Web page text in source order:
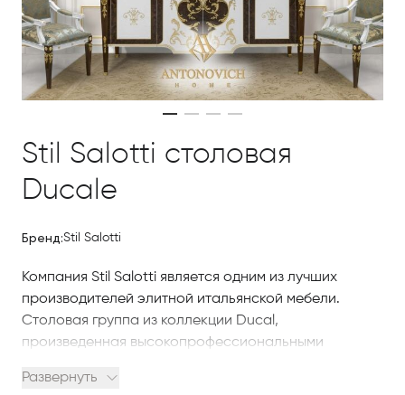
Stil Salotti столовая
Ducale
Бренд:Stil Salotti
Компания Stil Salotti является одним из лучших
производителей элитной итальянской мебели.
Столовая группа из коллекции Ducal,
произведенная высокопрофессиональными
внешним видом и классическим дизайном. Высокое
Развернуть